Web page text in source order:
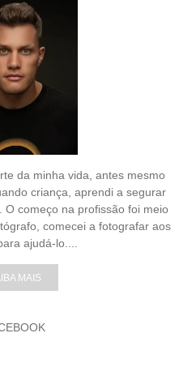
da minha vida, antes mesmo
criança, aprendi a segurar
O começo na profissão foi meio
comecei a fotografar aos
ajudá-lo....
MAIS